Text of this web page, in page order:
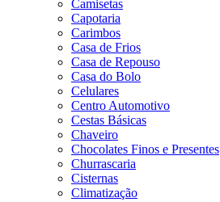
Camisetas
Capotaria
Carimbos
Casa de Frios
Casa de Repouso
Casa do Bolo
Celulares
Centro Automotivo
Cestas Básicas
Chaveiro
Chocolates Finos e Presentes
Churrascaria
Cisternas
Climatização